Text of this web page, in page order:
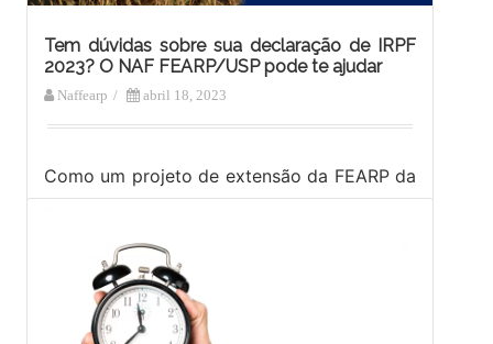
Tem dúvidas sobre sua declaração de IRPF
2023? O NAF FEARP/USP pode te ajudar
Naffearp / abril 18, 2023
Como um projeto de extensão da FEARP da
Universidade de São Paulo, os alunos dos
capacitados e supervisionados para
esclarecer suas…